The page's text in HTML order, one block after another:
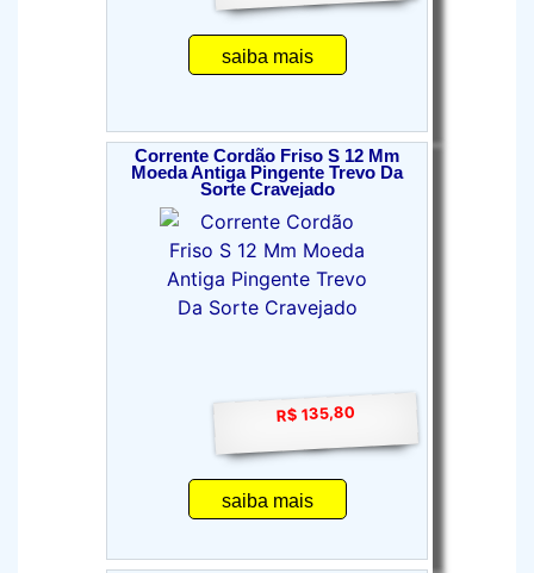
saiba mais
Corrente Cordão Friso S 12 Mm
Moeda Antiga Pingente Trevo Da
Sorte Cravejado
R$ 135,80
saiba mais